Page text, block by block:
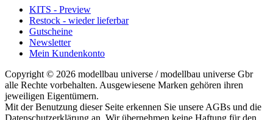
KITS - Preview
Restock - wieder lieferbar
Gutscheine
Newsletter
Mein Kundenkonto
Copyright © 2026 modellbau universe / modellbau universe Gbr
alle Rechte vorbehalten. Ausgewiesene Marken gehören ihren
jeweiligen Eigentümern.
Mit der Benutzung dieser Seite erkennen Sie unsere AGBs und die
Datenschutzerklärung an. Wir übernehmen keine Haftung für den